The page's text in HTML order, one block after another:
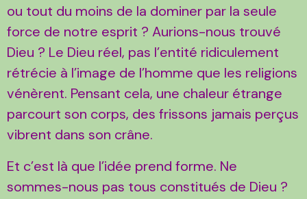
ou tout du moins de la dominer par la seule
force de notre esprit ? Aurions-nous trouvé
Dieu ? Le Dieu réel, pas l’entité ridiculement
rétrécie à l’image de l’homme que les religions
vénèrent. Pensant cela, une chaleur étrange
parcourt son corps, des frissons jamais perçus
vibrent dans son crâne.
Et c’est là que l’idée prend forme. Ne
sommes-nous pas tous constitués de Dieu ?